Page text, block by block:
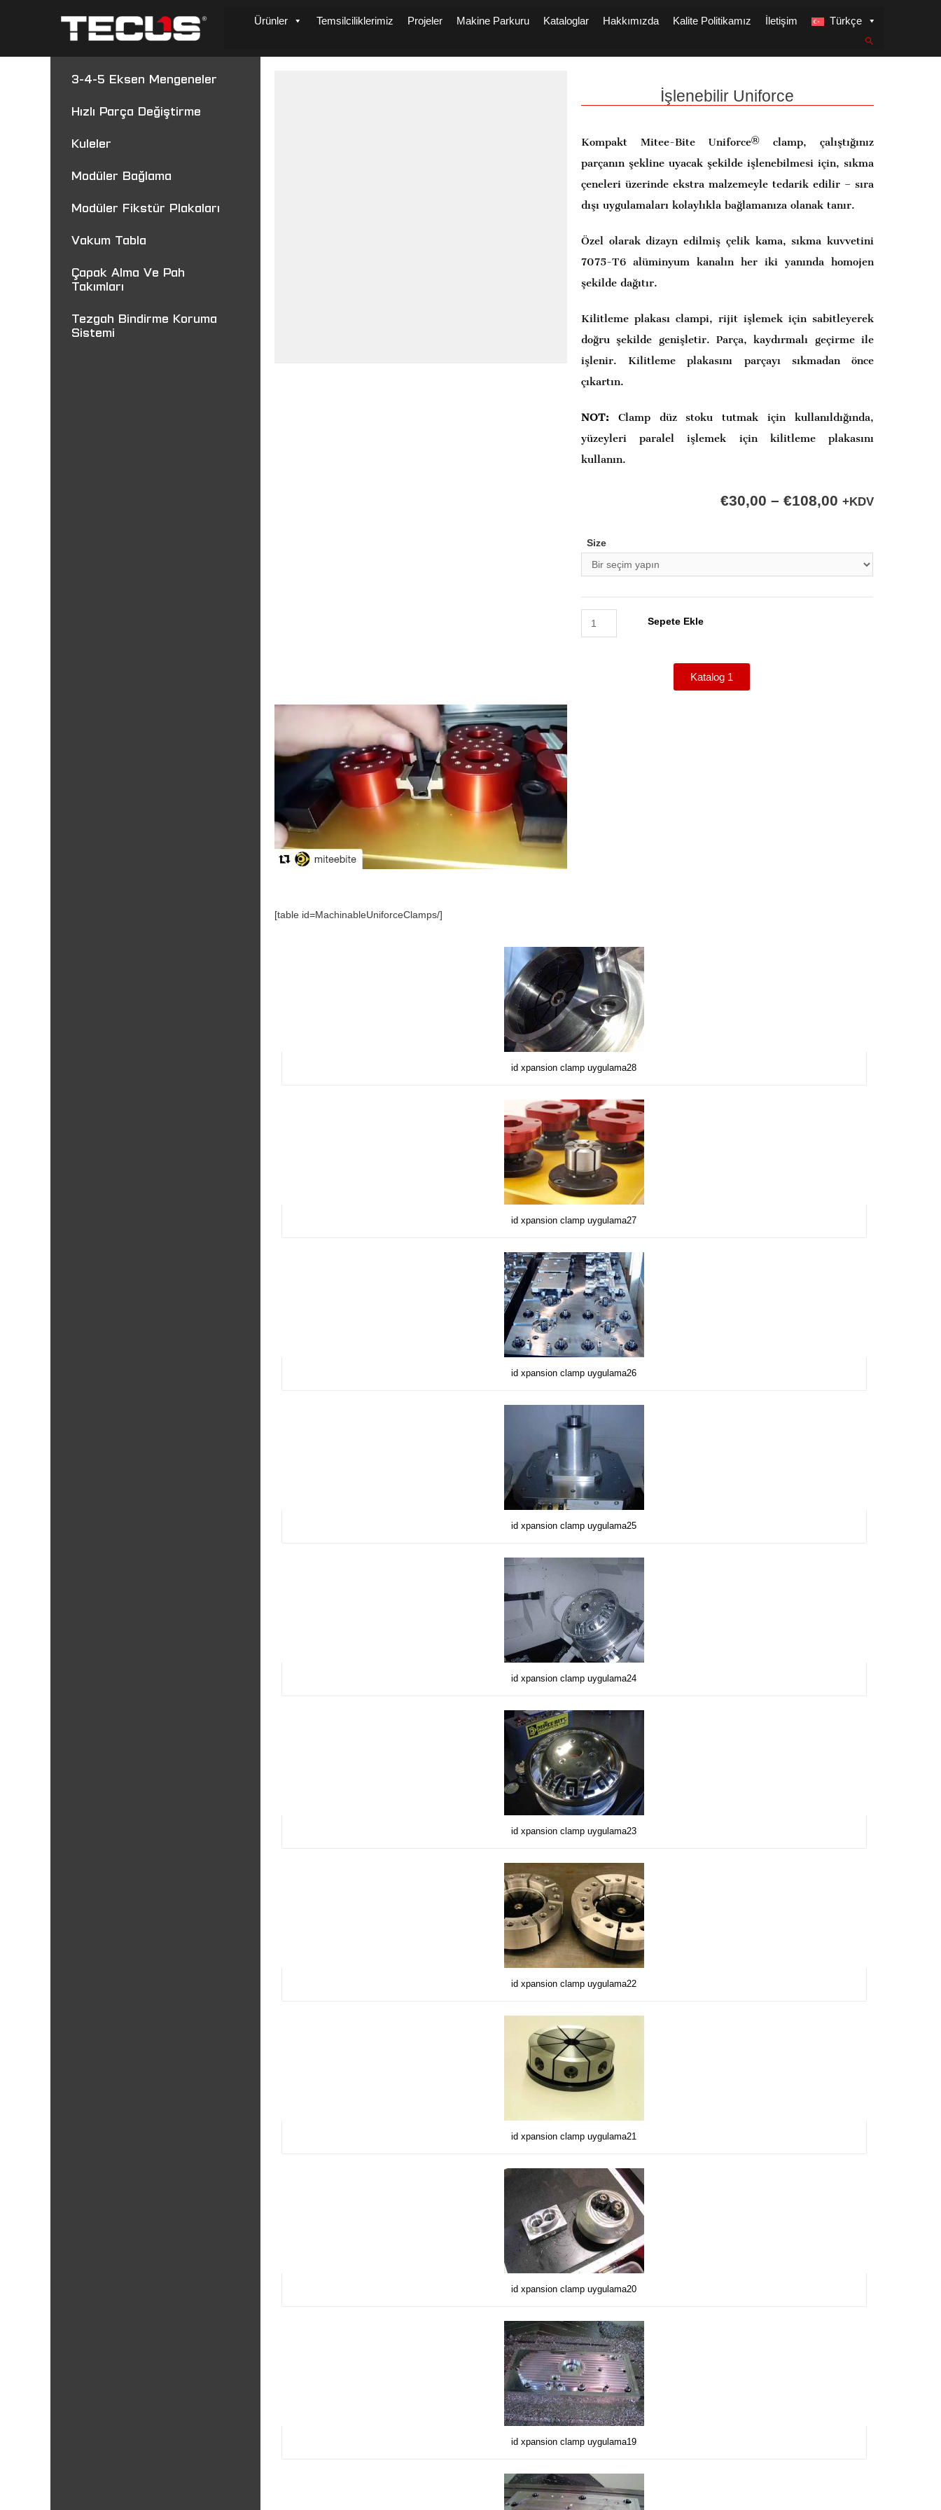
Ürünler Temsilciliklerimiz Projeler Makine Parkuru Kataloglar Hakkımızda Kalite Politikamız İletişim Türkçe
3-4-5 Eksen Mengeneler
Hızlı Parça Değiştirme
Kuleler
Modüler Bağlama
Modüler Fikstür Plakaları
Vakum Tabla
Çapak Alma Ve Pah
Takımları
Tezgah Bindirme Koruma
Sistemi
İşlenebilir Uniforce
Kompakt Mitee-Bite Uniforce® clamp, çalıştığınız
parçanın şekline uyacak şekilde işlenebilmesi için, sıkma
çeneleri üzerinde ekstra malzemeyle tedarik edilir – sıra
dışı uygulamaları kolaylıkla bağlamanıza olanak tanır.
Özel olarak dizayn edilmiş çelik kama, sıkma kuvvetini
7075-T6 alüminyum kanalın her iki yanında homojen
şekilde dağıtır.
Kilitleme plakası clampi, rijit işlemek için sabitleyerek
doğru şekilde genişletir. Parça, kaydırmalı geçirme ile
işlenir. Kilitleme plakasını parçayı sıkmadan önce
çıkartın.
NOT: Clamp düz stoku tutmak için kullanıldığında,
yüzeyleri paralel işlemek için kilitleme plakasını
kullanın.
€30,00 – €108,00 +KDV
Size
Sepete Ekle
Katalog 1
[table id=MachinableUniforceClamps/]
id xpansion clamp uygulama28
id xpansion clamp uygulama27
id xpansion clamp uygulama26
id xpansion clamp uygulama25
id xpansion clamp uygulama24
id xpansion clamp uygulama23
id xpansion clamp uygulama22
id xpansion clamp uygulama21
id xpansion clamp uygulama20
id xpansion clamp uygulama19